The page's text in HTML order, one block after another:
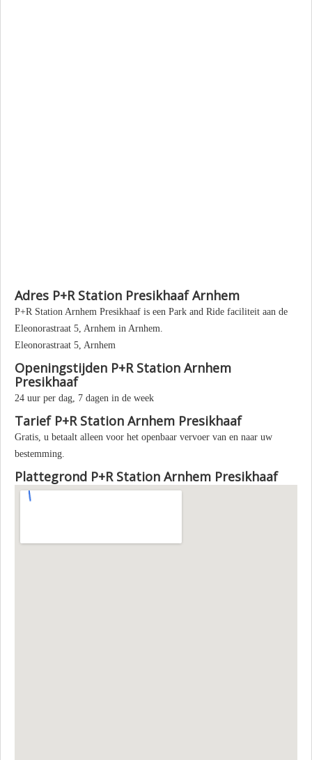
Adres P+R Station Presikhaaf Arnhem
P+R Station Arnhem Presikhaaf is een Park and Ride faciliteit aan de
Eleonorastraat 5, Arnhem in Arnhem.
Eleonorastraat 5, Arnhem
Openingstijden P+R Station Arnhem
Presikhaaf
24 uur per dag, 7 dagen in de week
Tarief P+R Station Arnhem Presikhaaf
Gratis, u betaalt alleen voor het openbaar vervoer van en naar uw
bestemming.
Plattegrond P+R Station Arnhem Presikhaaf